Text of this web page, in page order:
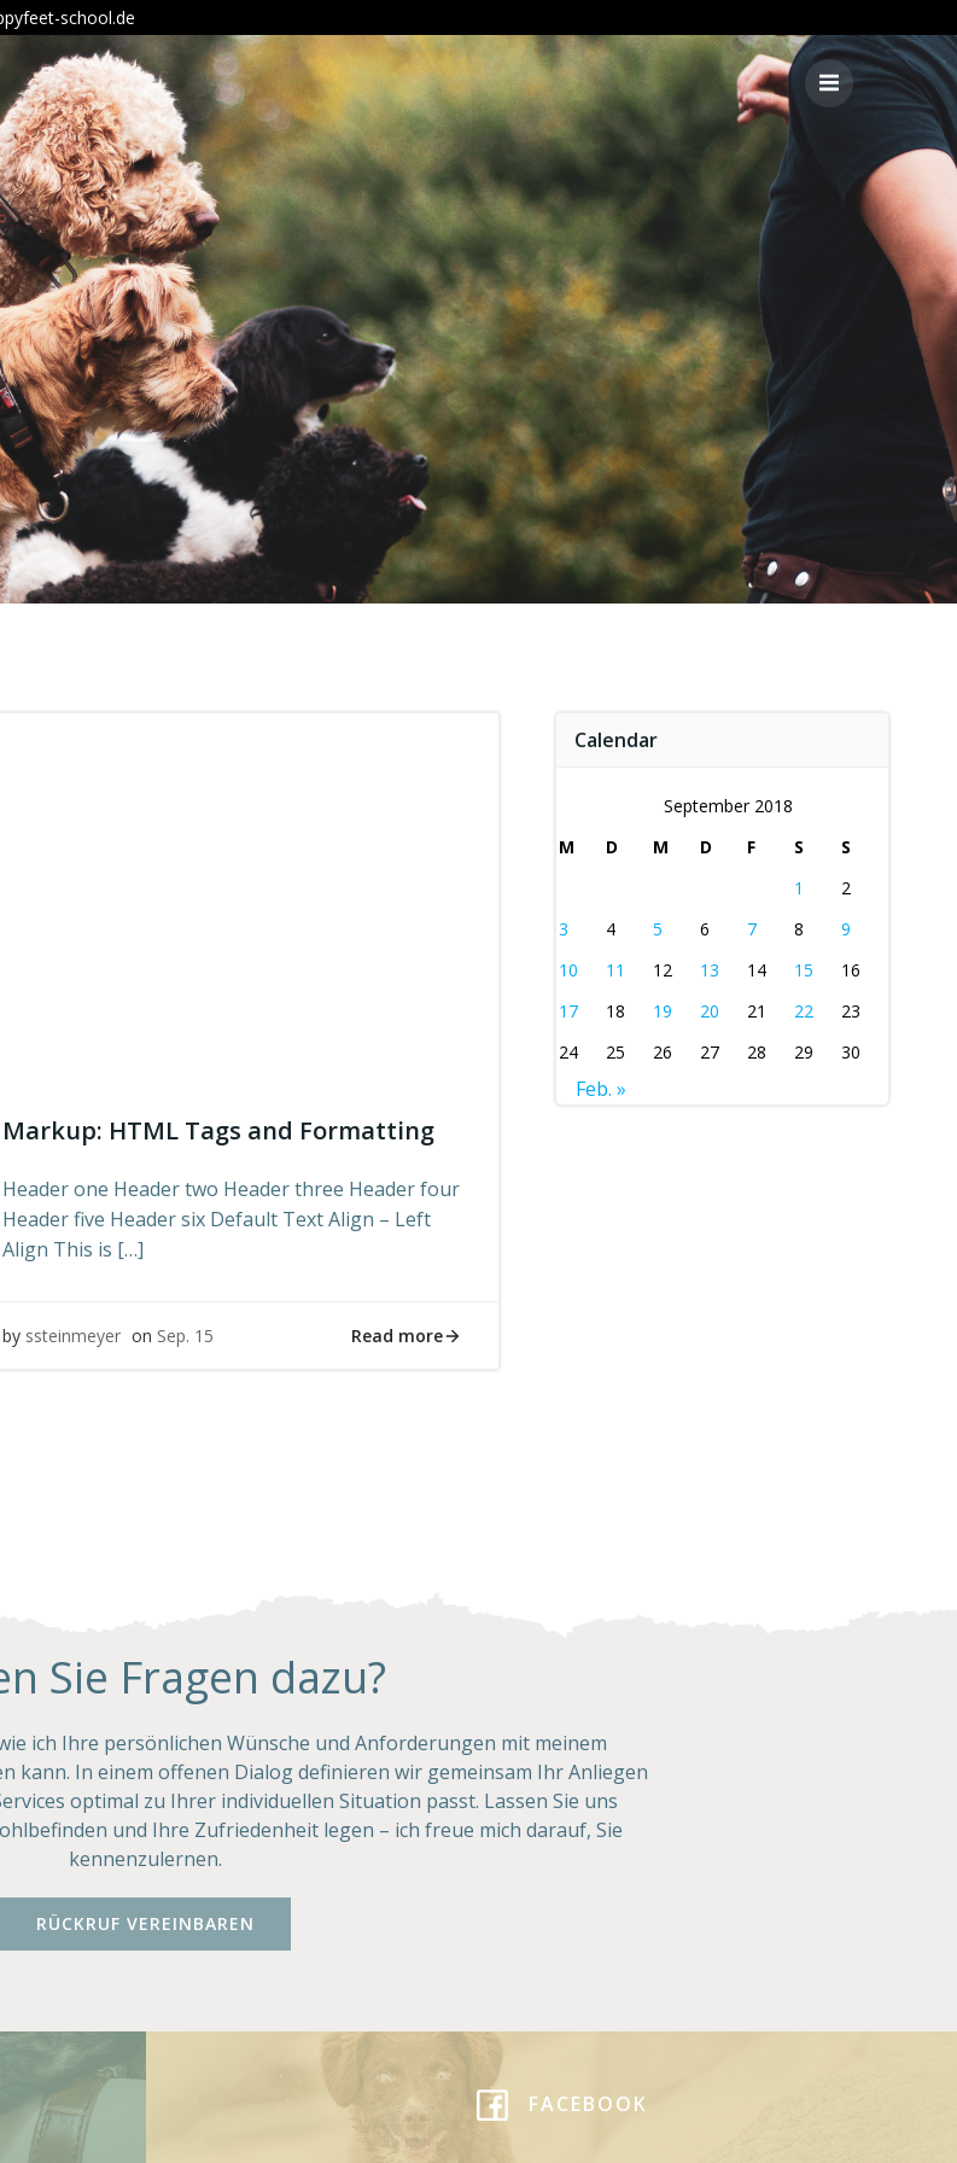
school.de
Markup: HTML Tags and Formatting
Header one Header two Header three Header four
Header five Header six Default Text Align – Left
Align This is […]
by ssteinmeyer on Sep. 15 Read more
Calendar
September 2018
M
D M D F S
S
1
2
3
4 5 6 7 8
9
10
11 12 13 14 15
16
17
18 19 20 21 22
23
24
25 26 27 28 29 30
Feb. »
Sie Fragen dazu?
ich Ihre persönlichen Wünsche und Anforderungen mit meinem
kann. In einem offenen Dialog definieren wir gemeinsam Ihr Anliegen
optimal zu Ihrer individuellen Situation passt. Lassen Sie uns
und Ihre Zufriedenheit legen – ich freue mich darauf, Sie
kennenzulernen.
RÜCKRUF VEREINBAREN
FACEBOOK